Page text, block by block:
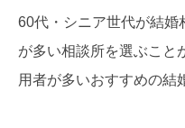
60代・シニア世代が結婚
が多い相談所を選ぶこと
用者が多いおすすめの結